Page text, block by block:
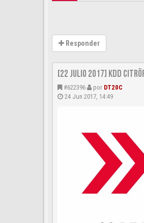
Responder
[22 JULIO 2017] KDD
#622396 por DT20C
24 Jun 2017, 14:49